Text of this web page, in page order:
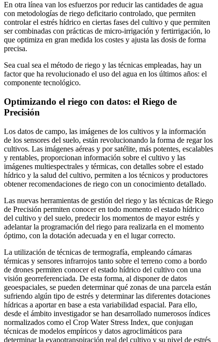
En otra línea van los esfuerzos por reducir las cantidades de agua
con metodologías de riego deficitario controlado, que permiten
controlar el estrés hídrico en ciertas fases del cultivo y que permiten
ser combinadas con prácticas de micro-irrigación y fertirrigación, lo
que optimiza en gran medida los costes y ajusta las dosis de forma
precisa.
Sea cual sea el método de riego y las técnicas empleadas, hay un
factor que ha revolucionado el uso del agua en los últimos años: el
componente tecnológico.
Optimizando el riego con datos: el Riego de
Precisión
Los datos de campo, las imágenes de los cultivos y la información
de los sensores del suelo, están revolucionando la forma de regar los
cultivos. Las imágenes aéreas y por satélite, más potentes, escalables
y rentables, proporcionan información sobre el cultivo y las
imágenes multiespectrales y térmicas, con detalles sobre el estado
hídrico y la salud del cultivo, permiten a los técnicos y productores
obtener recomendaciones de riego con un conocimiento detallado.
Las nuevas herramientas de gestión del riego y las técnicas de Riego
de Precisión permiten conocer en todo momento el estado hídrico
del cultivo y del suelo, predecir los momentos de mayor estrés y
adelantar la programación del riego para realizarla en el momento
óptimo, con la dotación adecuada y en el lugar correcto.
La utilización de técnicas de termografía, empleando cámaras
térmicas y sensores infrarrojos tanto sobre el terreno como a bordo
de drones permiten conocer el estado hídrico del cultivo con una
visión georreferenciada. De esta forma, al disponer de datos
geoespaciales, se pueden determinar qué zonas de una parcela están
sufriendo algún tipo de estrés y determinar las diferentes dotaciones
hídricas a aportar en base a esta variabilidad espacial. Para ello,
desde el ámbito investigador se han desarrollado numerosos índices
normalizados como el Crop Water Stress Index, que conjugan
técnicas de modelos empíricos y datos agroclimáticos para
determinar la evapotranspiración real del cultivo y su nivel de estrés